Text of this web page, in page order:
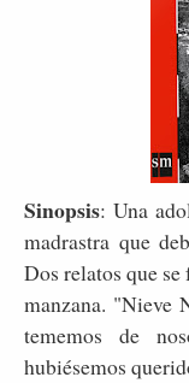
Sinopsis: Una
madrastra que
Dos relatos que
manzana. "Nieve
tememos de
hubiésemos